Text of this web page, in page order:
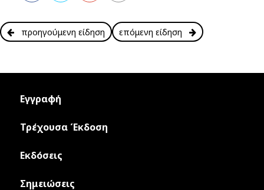
προηγούμενη είδηση επόμενη είδηση
Εγγραφή
Τρέχουσα Έκδοση
Εκδόσεις
Σημειώσεις